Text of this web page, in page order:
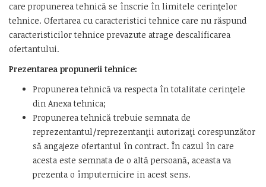
care propunerea tehnică se înscrie în limitele cerinţelor
tehnice. Ofertarea cu caracteristici tehnice care nu răspund
caracteristicilor tehnice prevazute atrage descalificarea
ofertantului.
Prezentarea propunerii tehnice:
Propunerea tehnică va respecta în totalitate cerinţele
din Anexa tehnica;
Propunerea tehnică trebuie semnata de
reprezentantul/reprezentanţii autorizaţi corespunzător
să angajeze ofertantul în contract. În cazul în care
acesta este semnata de o altă persoană, aceasta va
prezenta o împuternicire in acest sens.